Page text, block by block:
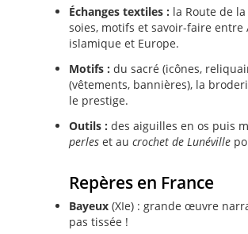
Échanges textiles : la Route de
soies, motifs et savoir-faire entre
islamique et Europe.
Motifs : du sacré (icônes,
(vêtements, bannières), la
le prestige.
Outils : des aiguilles en os puis
perles et au crochet de Lunéville
Repères en France
Bayeux (XIe) : grande œuvre
pas tissée !